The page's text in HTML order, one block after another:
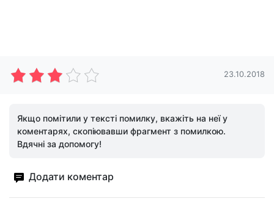
23.10.2018
Якщо помітили у тексті помилку, вкажіть на неї у
коментарях, скопіювавши фрагмент з помилкою.
Вдячні за допомогу!
Додати коментар